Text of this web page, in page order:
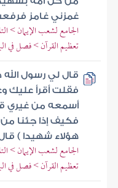
غمزني غامز
الجامع لشعب الإيمان >
تعظيم القرآن > فصل في
قال لي رسول
فقلت أقرأ عليك
أسمعه من غيري
فكيف إذا جئنا
هؤلاء شهيدا )
الجامع لشعب الإيمان >
تعظيم القرآن > فصل في